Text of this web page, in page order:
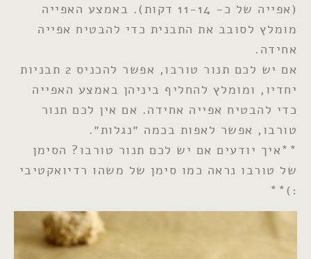
(אפייה של כ- 11-14 דקות). באמצע האפייה
מומלץ לסובב את התבנית כדי להבטיח אפייה
אחידה.
אם יש לכם תנור טורבו, אפשר להכניס 2 תבניות
יחדיו, ומומלץ להחליף ביניהן באמצע האפייה
כדי להבטיח אפייה אחידה. אם אין לכם תנור
טורבו, אפשר לאפות בכמה ״נגלות״.
**איך יודעים אם יש לכם תנור טורבו? הסימן
של טורבו נראה כמו סימן של משהו רדיואקטיבי
:)**